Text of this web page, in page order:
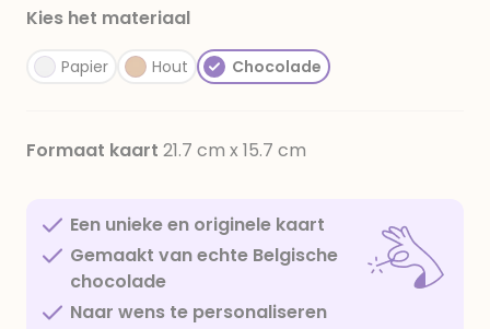
Kies het materiaal
Papier Hout Chocolade
Formaat kaart 21.7 cm x 15.7 cm
Een unieke en originele kaart
Gemaakt van echte Belgische
chocolade
Naar wens te personaliseren